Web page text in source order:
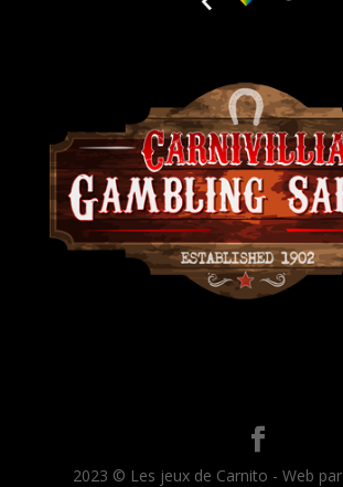
2023 © Les jeux de Carnito - Web par